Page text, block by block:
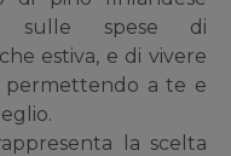
sulle spese di
estiva, e di vivere
permettendo a te e
la scelta